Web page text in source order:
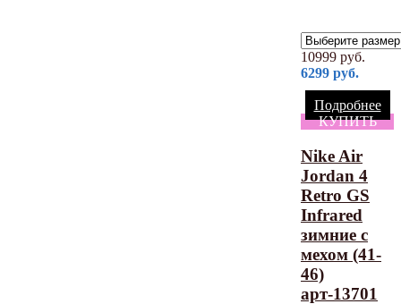
10999 руб.
6299 руб.
Подробнее
КУПИТЬ
Nike Air
Jordan 4
Retro GS
Infrared
зимние с
мехом (41-
46)
арт-13701